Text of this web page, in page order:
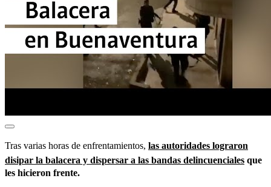
Tras varias horas de enfrentamientos, las autoridades lograron
disipar la balacera y dispersar a las bandas delincuenciales que
les hicieron frente.